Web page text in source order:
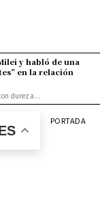
y habló de una
en la relación
dureza...
PORTADA